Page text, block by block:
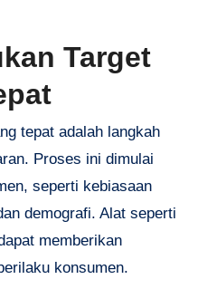
Target
tepat adalah langkah
Proses ini dimulai
seperti kebiasaan
demografi. Alat seperti
memberikan
konsumen.